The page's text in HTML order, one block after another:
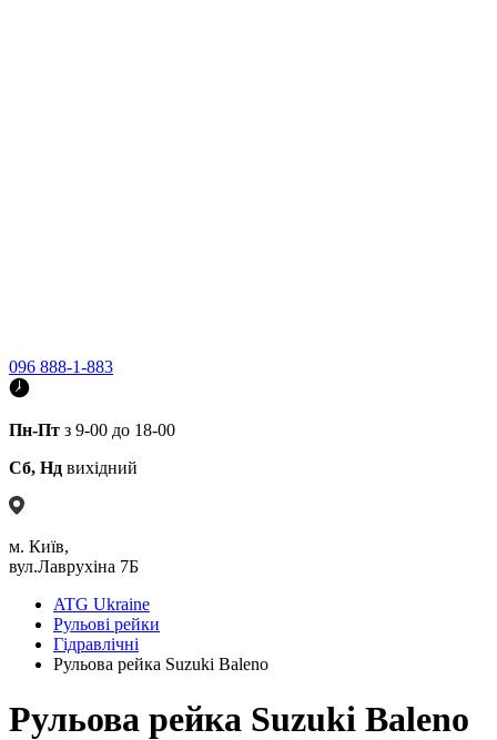
096 888-1-883
Пн-Пт з 9-00 до 18-00
Сб, Нд вихідний
м. Київ,
вул.Лаврухіна 7Б
ATG Ukraine
Рульові рейки
Гідравлічні
Рульова рейка Suzuki Baleno
Рульова рейка Suzuki Baleno